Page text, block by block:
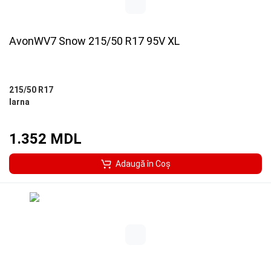
AvonWV7 Snow 215/50 R17 95V XL
215/50 R17
Iarna
1.352 MDL
Adaugă în Coş